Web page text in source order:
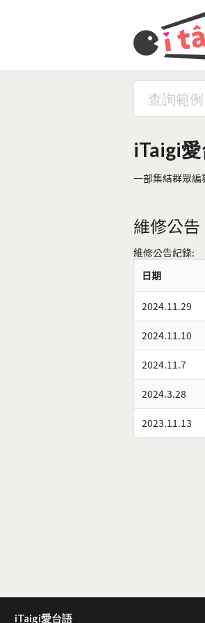
iTaigi
一部集結群眾
維修公告
維修公告紀錄:
日期
2024.11.29
2024.11.10
2024.11.7
2024.3.28
2023.11.13
iTaigi愛台語